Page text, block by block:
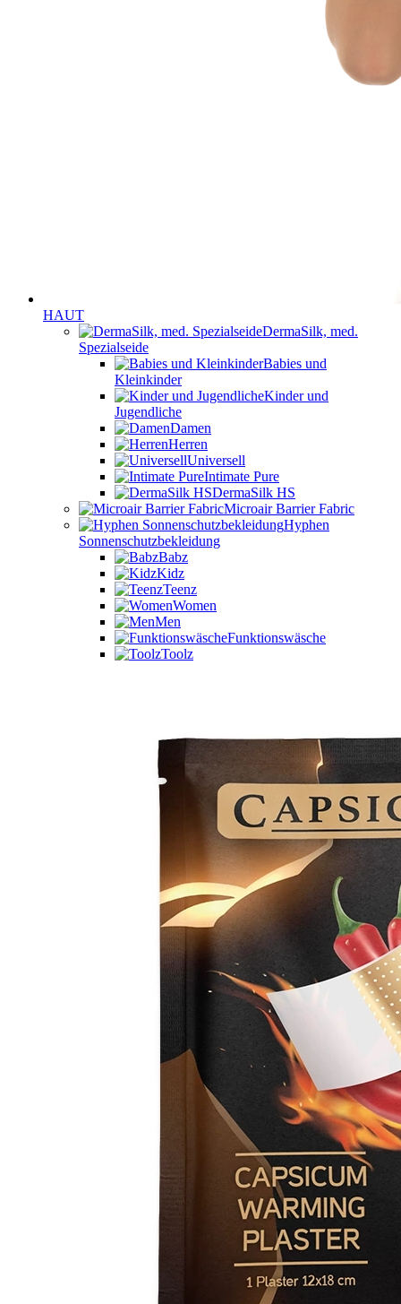
HAUT
DermaSilk, med.
Spezialseide
Babies und
Kleinkinder
Kinder und
Jugendliche
Damen
Herren
Universell
Intimate Pure
DermaSilk HS
Microair Barrier Fabric
Hyphen
Sonnenschutzbekleidung
Babz
Kidz
Teenz
Women
Men
Funktionswäsche
Toolz